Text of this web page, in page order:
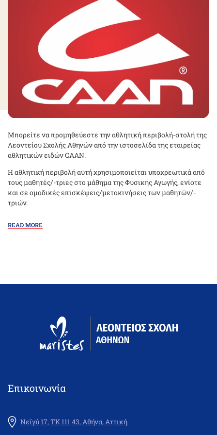
Mπορείτε να προμηθεύεστε την αθλητική περιβολή-στολή της
Λεοντείου Σχολής Αθηνών από την ιστοσελίδα της εταιρείας
αθλητικών ειδών CAAN.
Η αθλητική περιβολή αυτή χρησιμοποιείται υποχρεωτικά από
τους μαθητές/-τριες στο μάθημα της Φυσικής Αγωγής, ενίοτε
και σε ομαδικές επισκέψεις/μετακινήσεις των μαθητών/-
τριών.
READ MORE
Επικοινωνία
Νεϊγύ 17, ΤΚ 111 43, Αθήνα, Αττική